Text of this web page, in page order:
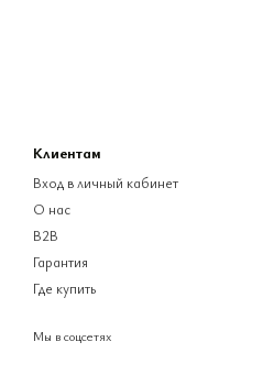
Клиентам
Вход в личный кабинет
О нас
B2B
Гарантия
Где купить
Мы в соцсетях